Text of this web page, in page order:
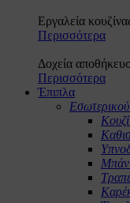
Εργαλεία
Περισσότερα
Δοχεία
Περισσότερα
Έπιπλα